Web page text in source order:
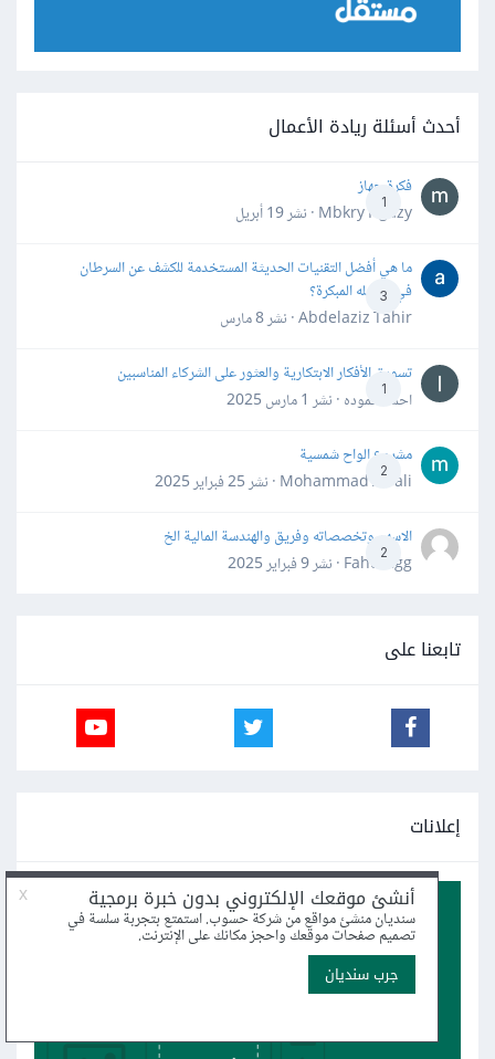
أحدث أسئلة ريادة الأعمال
1
فكرة جهاز
Mbkry Hgazy · نشر
19 أبريل
3
ما هي أفضل التقنيات الحديثة المستخدمة للكشف عن السرطان
في مراحله المبكرة؟
Abdelaziz Tahir · نشر
8 مارس
1
تسويق الأفكار الابتكارية والعثور على الشركاء المناسبين
احمد حموده · نشر 1 مارس 2025
2
مشروع الواح شمسية
Mohammad Awali · نشر
25 فبراير 2025
2
الاسهم وتخصصاته وفريق والهندسة المالية الخ
Fahd Ggg · نشر
9 فبراير 2025
تابعنا على
إعلانات